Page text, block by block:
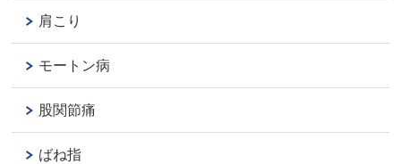
肩こり
モートン病
股関節痛
ばね指